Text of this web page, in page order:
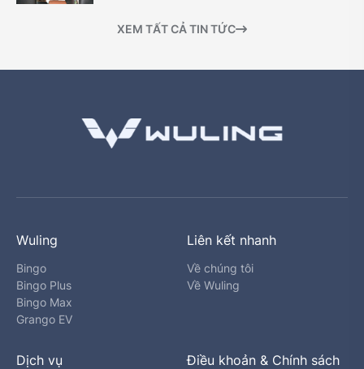
XEM TẤT CẢ TIN TỨC
Wuling
Bingo
Bingo Plus
Bingo Max
Grango EV
Liên kết nhanh
Về chúng tôi
Về Wuling
Dịch vụ Điều khoản & Chính sách